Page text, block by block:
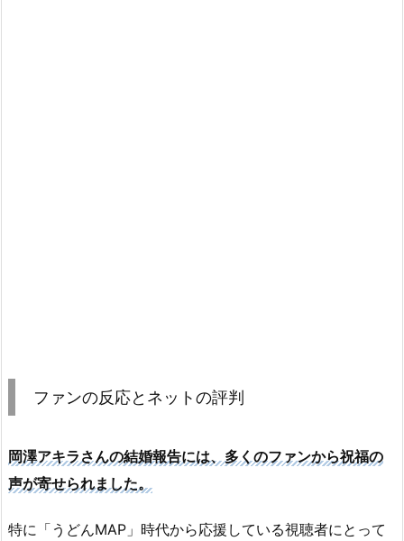
ファンの反応とネットの評判
岡澤アキラさんの結婚報告には、多くのファンから祝福の
声が寄せられました。
特に「うどんMAP」時代から応援している視聴者にとって